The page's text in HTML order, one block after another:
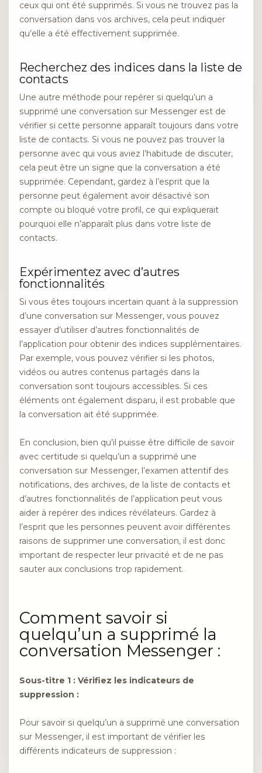
ceux qui ont été supprimés. Si vous ne trouvez pas la
conversation dans vos archives, cela peut indiquer
qu’elle a été effectivement supprimée.
Recherchez des indices dans la liste de
contacts
Une autre méthode pour repérer si quelqu’un a
supprimé une conversation sur Messenger est de
vérifier si cette personne apparaît toujours dans votre
liste de contacts. Si vous ne pouvez pas trouver la
personne avec qui vous aviez l’habitude de discuter,
cela peut être un signe que la conversation a été
supprimée. Cependant, gardez à l’esprit que la
personne peut également avoir désactivé son
compte ou bloqué votre profil, ce qui expliquerait
pourquoi elle n’apparaît plus dans votre liste de
contacts.
Expérimentez avec d’autres
fonctionnalités
Si vous êtes toujours incertain quant à la suppression
d’une conversation sur Messenger, vous pouvez
essayer d’utiliser d’autres fonctionnalités de
l’application pour obtenir des indices supplémentaires.
Par exemple, vous pouvez vérifier si les photos,
vidéos ou autres contenus partagés dans la
conversation sont toujours accessibles. Si ces
éléments ont également disparu, il est probable que
la conversation ait été supprimée.
En conclusion, bien qu’il puisse être difficile de savoir
avec certitude si quelqu’un a supprimé une
conversation sur Messenger, l’examen attentif des
notifications, des archives, de la liste de contacts et
d’autres fonctionnalités de l’application peut vous
aider à repérer des indices révélateurs. Gardez à
l’esprit que les personnes peuvent avoir différentes
raisons de supprimer une conversation, il est donc
important de respecter leur privacité et de ne pas
sauter aux conclusions trop rapidement.
Comment savoir si
quelqu’un a supprimé la
conversation Messenger :
Sous-titre 1 : Vérifiez les indicateurs de
suppression :
Pour savoir si quelqu’un a supprimé une conversation
sur Messenger, il est important de vérifier les
différents indicateurs de suppression :